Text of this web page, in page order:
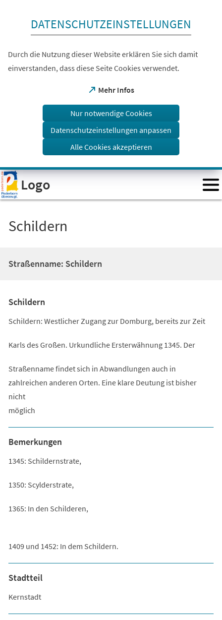
Visuelle
Assistenzsoftware
öffnen.
DATENSCHUTZEINSTELLUNGEN
Durch die Nutzung dieser Website erklären Sie sich damit
einverstanden, dass diese Seite Cookies verwendet.
Mehr Infos
(Öffnet
einem
Tab)
Nur notwendige Cookies
Datenschutzeinstellungen anpassen
Alle Cookies akzeptieren
Logo
Schildern
Straßenname: Schildern
Schildern
Schildern: Westlicher Zugang zur Domburg, bereits zur Zeit
Karls des Großen. Urkundliche Ersterwähnung 1345. Der
Straßenname findet sich in Abwandlungen auch in
zahlreichen anderen Orten. Eine klare Deutung ist bisher
nicht
möglich
Bemerkungen
1345: Schildernstrate,
1350: Scylderstrate,
1365: In den Schilderen,
1409 und 1452: In dem Schildern.
Stadtteil
Kernstadt